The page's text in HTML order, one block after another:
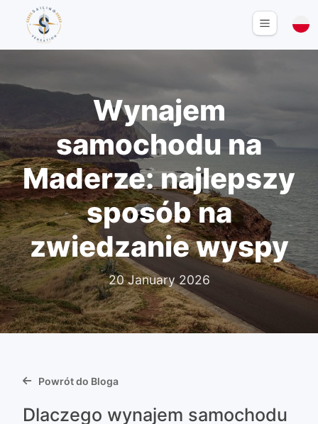
Wynajem
samochodu na
Maderze: najlepszy
sposób na
zwiedzanie wyspy
20 January 2026
Powrót do Bloga
Dlaczego wynajem samochodu